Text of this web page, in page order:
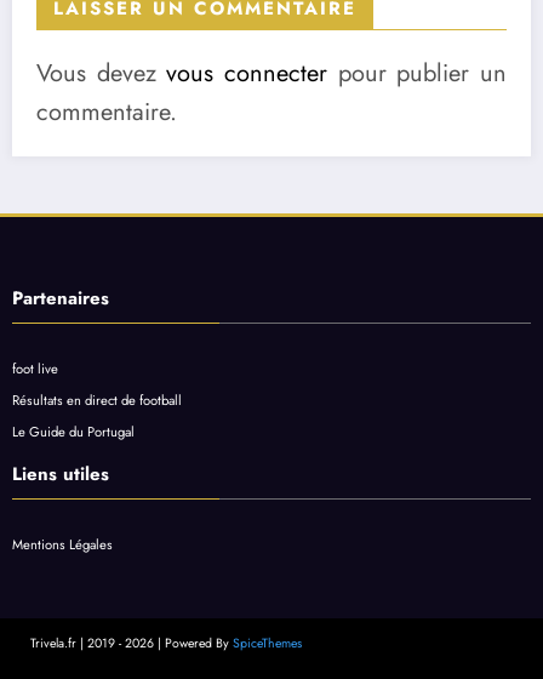
LAISSER UN COMMENTAIRE
Vous devezvous connecter pour publier un
commentaire.
Partenaires
foot live
Résultats en direct de football
Le Guide du Portugal
Liens utiles
Mentions Légales
Trivela.fr | 2019 - 2026 | Powered By SpiceThemes